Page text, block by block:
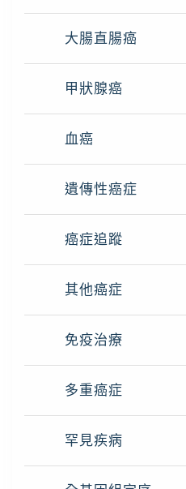
大腸直腸癌
甲狀腺癌
血癌
遺傳性癌症
癌症追蹤
其他癌症
免疫治療
多重癌症
罕見疾病